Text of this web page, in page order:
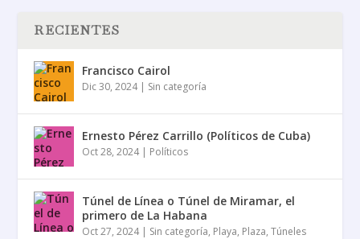
RECIENTES
Francisco Cairol
Dic 30, 2024| Sin categoría
Ernesto Pérez Carrillo (Políticos de Cuba)
Oct 28, 2024| Políticos
Túnel de Línea o Túnel de Miramar, el
primero de La Habana
Oct 27, 2024| Sin categoría, Playa, Plaza,Túneles